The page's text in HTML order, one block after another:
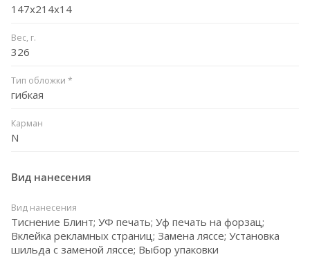
147x214x14
Вес, г.
326
Тип обложки *
гибкая
Карман
N
Вид нанесения
Вид нанесения
Тиснение Блинт; УФ печать; Уф печать на форзац;
Вклейка рекламных страниц; Замена ляссе; Установка
шильда с заменой ляссе; Выбор упаковки